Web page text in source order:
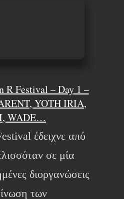
R Festival – Day 1 –
YOTH IRIA,
WADE…
έδειχνε από
σε μία
διοργανώσεις
των